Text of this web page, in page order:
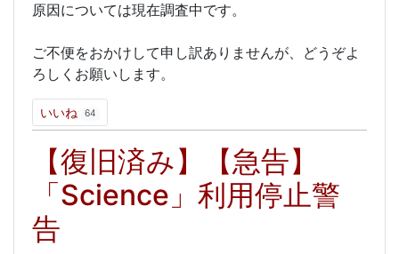
原因については現在調査中です。
ご不便をおかけして申し訳ありませんが、どうぞよ
ろしくお願いします。
いいね 64
【復旧済み】【急告】
「Science」利用停止警
告